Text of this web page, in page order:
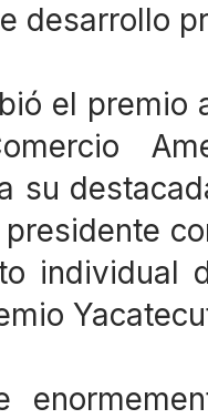
desarrollo
el
su
individual